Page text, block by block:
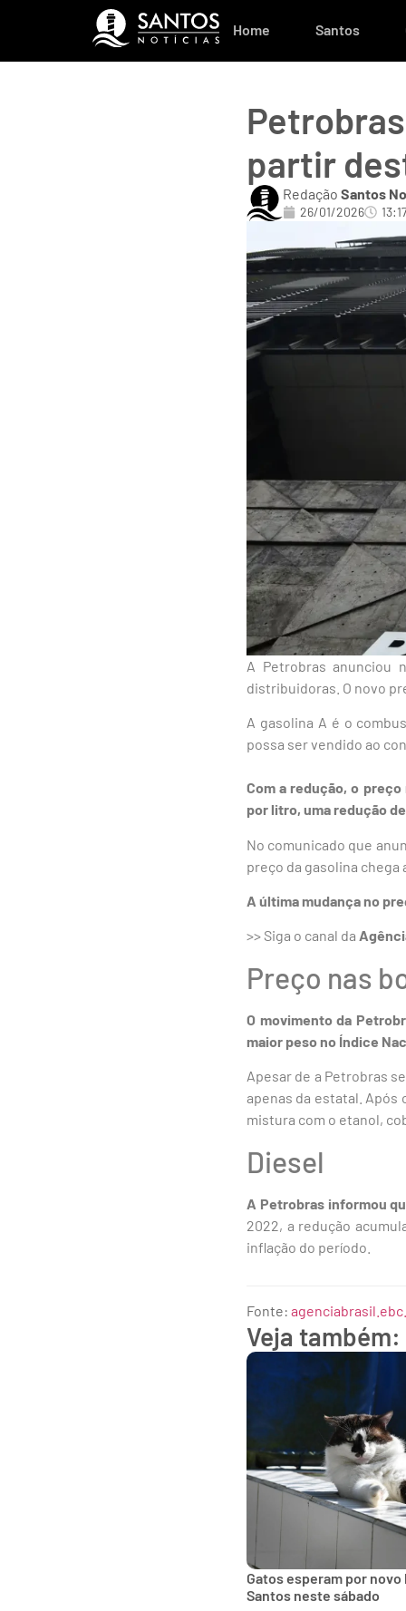
Home Santos
partir
Redação Santos
26/01/2026
A Petrobras anunciou
distribuidoras. O novo
A gasolina A é o
possa ser vendido ao
Com a redução, o
por litro, uma redução
No comunicado que
preço da gasolina chega
A última mudança no
>> Siga o canal da
Preço nas
O movimento da
maior peso no Índice
Apesar de a Petrobras
apenas da estatal.
mistura com o etanol,
Diesel
A Petrobras informou
2022, a redução
inflação do período.
Fonte:
Veja também:
Gatos esperam por
Santos neste sábado